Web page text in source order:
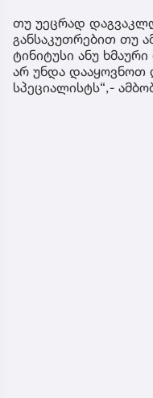
თუ უეცრად
განსაკუთრებით თუ
ტინიტუსი ანუ
არ უნდა
სპეციალისტს“,-